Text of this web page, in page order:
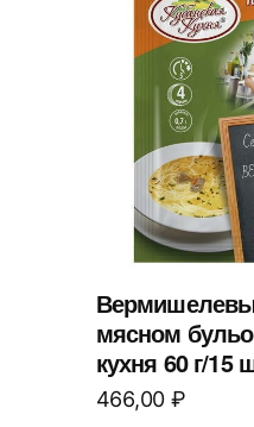
мясном
кухня 60 г/15
466,00 ₽